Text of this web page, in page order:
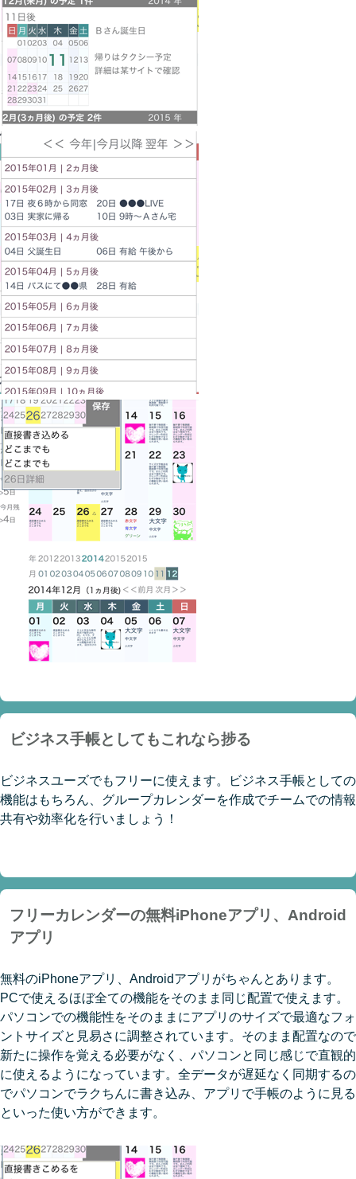
ビジネス手帳としてもこれなら捗る
ビジネスユーズでもフリーに使えます。ビジネス手帳としての
機能はもちろん、グループカレンダーを作成でチームでの情報
共有や効率化を行いましょう！
フリーカレンダーの無料iPhoneアプリ、Android
アプリ
無料のiPhoneアプリ、Androidアプリがちゃんとあります。
PCで使えるほぼ全ての機能をそのまま同じ配置で使えます。
パソコンでの機能性をそのままにアプリのサイズで最適なフォ
ントサイズと見易さに調整されています。そのまま配置なので
新たに操作を覚える必要がなく、パソコンと同じ感じで直観的
に使えるようになっています。全データが遅延なく同期するの
でパソコンでラクちんに書き込み、アプリで手帳のように見る
といった使い方ができます。